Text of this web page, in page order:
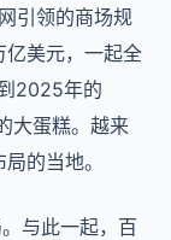
引领的商场规
亿美元，一起全
2025年的
大蛋糕。越来
的当地。
与此一起，百